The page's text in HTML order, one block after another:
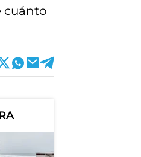
cuánto